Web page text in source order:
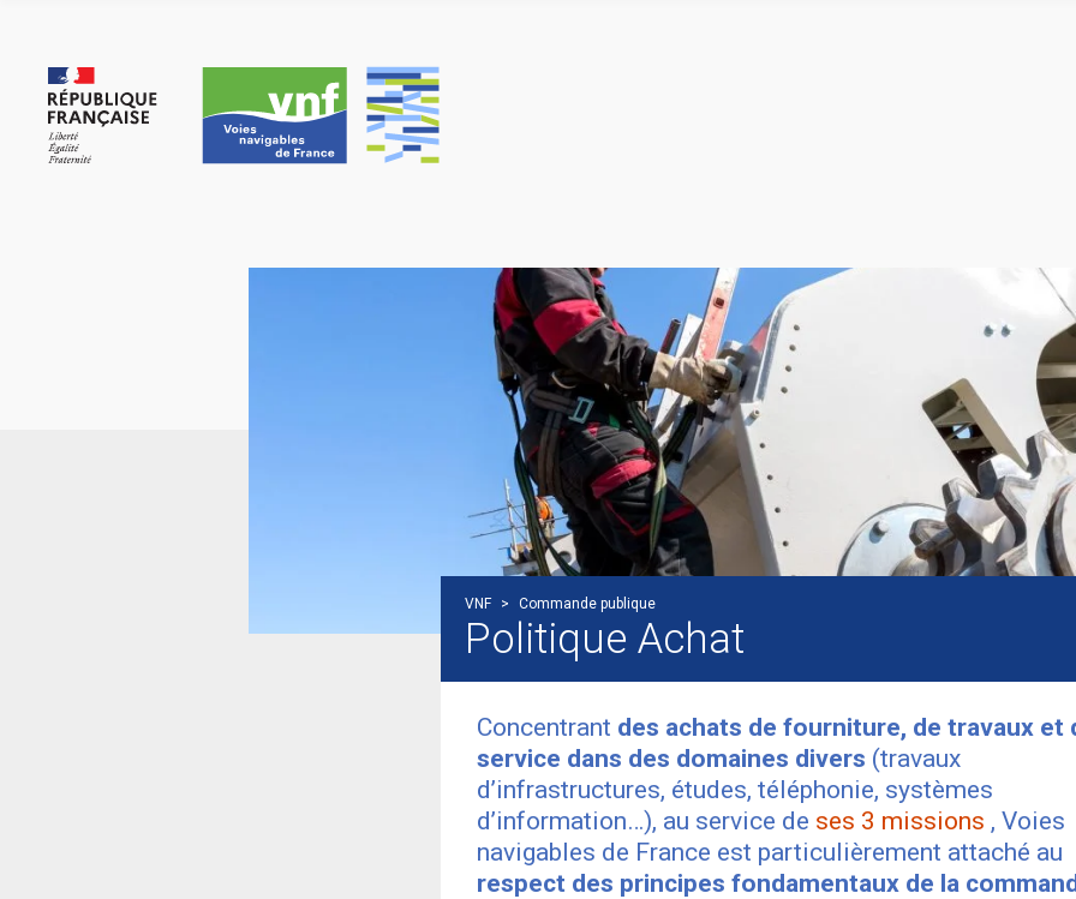
VNF > Commande publique
Politique Achat
Concentrant des achats de fourniture, de travaux et
service dans des domaines divers (travaux
d’infrastructures, études, téléphonie, systèmes
d’information…), au service de ses 3 missions , Voies
navigables de France est particulièrement attaché au
respect des principes fondamentaux de la